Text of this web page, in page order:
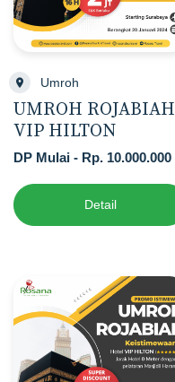
Umroh
UMROH ROJABIAH
VIP HILTON
DP Mulai - Rp. 10.000.000
Detail